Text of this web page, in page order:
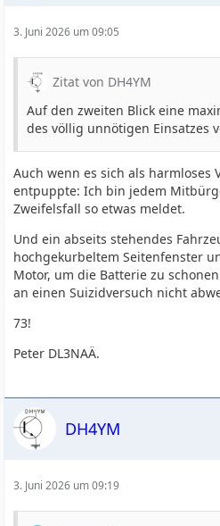
3. Juni 2026 um 09:05
Zitat von DH4YM
Auf den zweiten Blick eine
des völlig unnötigen Einsatzes
Auch wenn es sich als harmloses
entpuppte: Ich bin jedem
Zweifelsfall so etwas meldet.
Und ein abseits stehendes
hochgekurbeltem Seitenfenster
Motor, um die Batterie zu
an einen Suizidversuch nicht
73!
Peter DL3NAÄ.
DH4YM
3. Juni 2026 um 09:19